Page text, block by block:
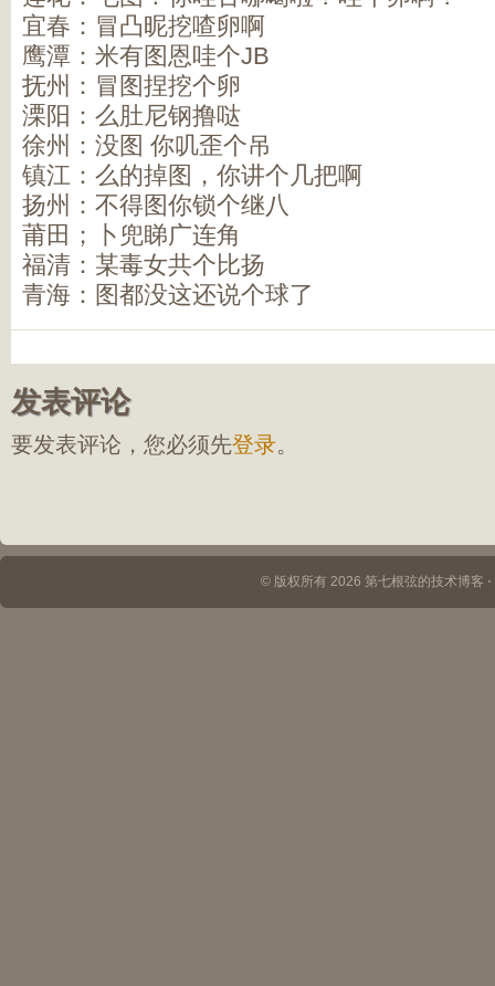
宜春：冒凸昵挖喳卵啊
鹰潭：米有图恩哇个JB
抚州：冒图捏挖个卵
溧阳：么肚尼钢撸哒
徐州：没图 你叽歪个吊
镇江：么的掉图，你讲个几把啊
扬州：不得图你锁个继八
莆田；卜兜睇广连角
福清：某毒女共个比扬
青海：图都没这还说个球了
发表评论
要发表评论，您必须先登录。
© 版权所有 2026 第七根弦的技术博客